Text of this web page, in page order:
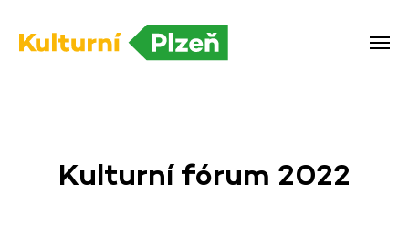
Kulturní fórum 2022